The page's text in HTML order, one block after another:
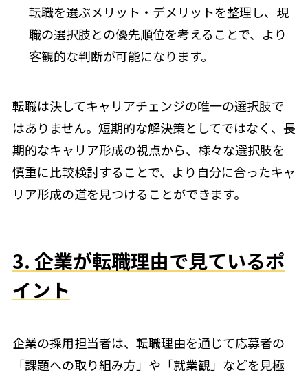
転職を選ぶメリット・デメリットを整理し、現
職の選択肢との優先順位を考えることで、より
客観的な判断が可能になります。
転職は決してキャリアチェンジの唯一の選択肢で
はありません。短期的な解決策としてではなく、長
期的なキャリア形成の視点から、様々な選択肢を
慎重に比較検討することで、より自分に合ったキャ
リア形成の道を見つけることができます。
3. 企業が転職理由で見ているポ
イント
企業の採用担当者は、転職理由を通じて応募者の
「課題への取り組み方」や「就業観」などを見極